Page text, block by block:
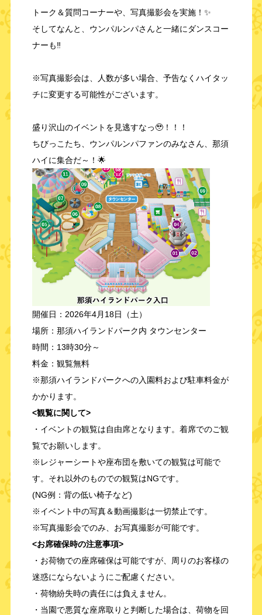
トーク＆質問コーナーや、写真撮影会を実施！✨
そしてなんと、ウンパルンパさんと一緒にダンスコー
ナーも‼️
※写真撮影会は、人数が多い場合、予告なくハイタッ
チに変更する可能性がございます。
盛り沢山のイベントを見逃すなっ🥹！！！
ちびっこたち、ウンパルンパファンのみなさん、那須
ハイに集合だ～！🌟
開催日：2026年4月18日（土）
場所：那須ハイランドパーク内 タウンセンター
時間：13時30分～
料金：観覧無料
※那須ハイランドパークへの入園料および駐車料金が
かかります。
<観覧に関して>
・イベントの観覧は自由席となります。着席でのご観
覧でお願いします。
※レジャーシートや座布団を敷いての観覧は可能で
す。それ以外のものでの観覧はNGです。
(NG例：背の低い椅子など)
※イベント中の写真＆動画撮影は一切禁止です。
※写真撮影会でのみ、お写真撮影が可能です。
<お席確保時の注意事項>
・お荷物での座席確保は可能ですが、周りのお客様の
迷惑にならないようにご配慮ください。
・荷物紛失時の責任には負えません。
・当園で悪質な座席取りと判断した場合は、荷物を回